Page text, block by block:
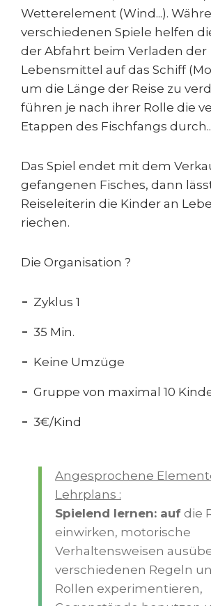
Wetterelement (Wind...).
verschiedenen Spiele helfen
der Abfahrt beim Verladen der
Lebensmittel auf das Schiff
um die Länge der Reise zu
führen je nach ihrer Rolle die
Etappen des Fischfangs
Das Spiel endet mit dem
gefangenen Fisches, dann
Reiseleiterin die Kinder an
riechen.
Die Organisation ?
Zyklus 1
35 Min.
Keine Umzüge
Gruppe von maximal 10
3€/Kind
Angesprochene
Lehrplans :
Spielend lernen: auf die
einwirken, motorische
Verhaltensweisen
verschiedenen Regeln
Rollen experimentieren,